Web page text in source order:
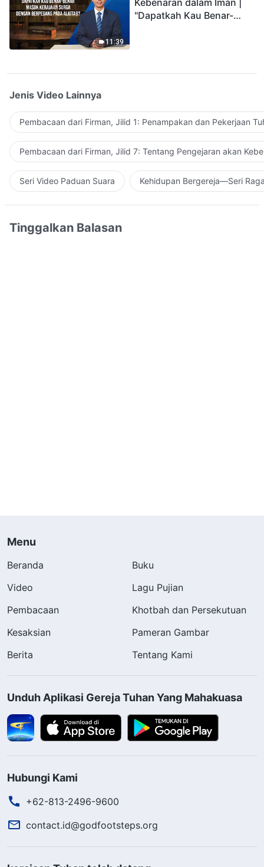
11:39
Kebenaran dalam Iman |
"Dapatkah Kau Benar-
Jenis Video Lainnya
Pembacaan dari Firman, Jilid 1: Penampakan dan Pekerjaan
Pembacaan dari Firman, Jilid 7: Tentang Pengejaran akan
Seri Video Paduan Suara Kehidupan Bergereja—Seri
Tinggalkan Balasan
Menu
Beranda
Buku
Video
Lagu Pujian
Pembacaan
Khotbah dan Persekutuan
Kesaksian
Pameran Gambar
Berita
Tentang Kami
Unduh Aplikasi Gereja Tuhan Yang Mahakuasa
Hubungi Kami
+62-813-2496-9600
contact.id@godfootsteps.org